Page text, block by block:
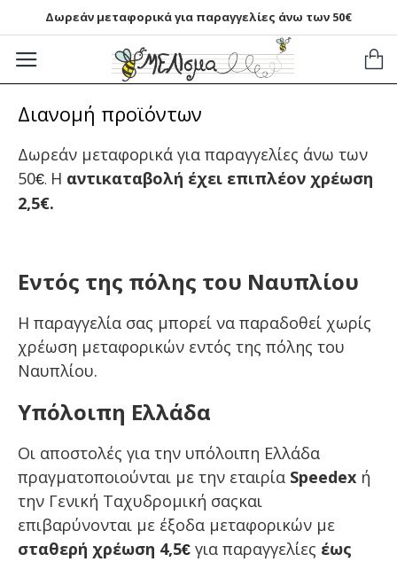
Δωρεάν μεταφορικά για παραγγελίες άνω των 50€
Διανομή προϊόντων
Δωρεάν μεταφορικά για παραγγελίες άνω των
50€. Η αντικαταβολή έχει επιπλέον χρέωση
2,5€.
Εντός της πόλης του Ναυπλίου
Η παραγγελία σας μπορεί να παραδοθεί χωρίς
χρέωση μεταφορικών εντός της πόλης του
Ναυπλίου.
Υπόλοιπη Ελλάδα
Οι αποστολές για την υπόλοιπη Ελλάδα
πραγματοποιούνται με την εταιρία Speedex ή
την Γενική Ταχυδρομική σαςκαι
επιβαρύνονται με έξοδα μεταφορικών με
σταθερή χρέωση 4,5€ για παραγγελίες έως